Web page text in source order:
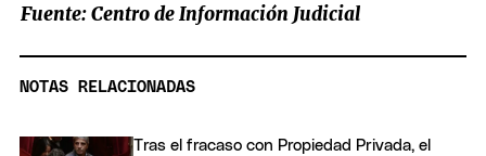
Fuente: Centro de Información Judicial
NOTAS RELACIONADAS
Tras el fracaso con Propiedad Privada, el